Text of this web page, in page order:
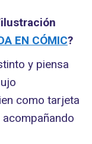
EN CÓMIC?
y piensa
como tarjeta
acompañando